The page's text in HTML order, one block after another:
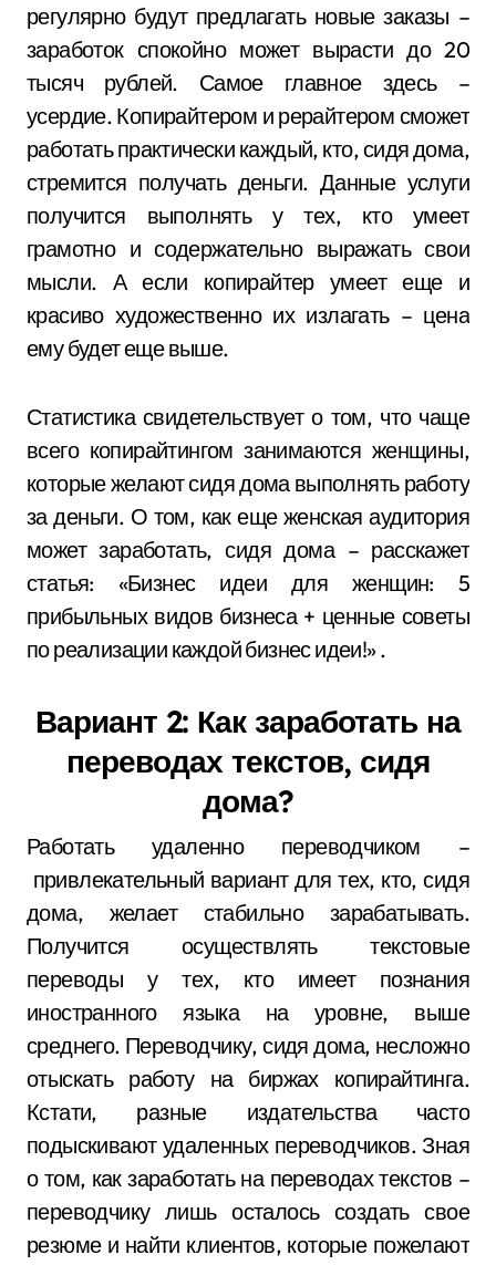
регулярно будут предлагать новые заказы –
заработок спокойно может вырасти до 20
тысяч рублей. Самое главное здесь –
усердие. Копирайтером и рерайтером сможет
работать практически каждый, кто, сидя дома,
стремится получать деньги. Данные услуги
получится выполнять у тех, кто умеет
грамотно и содержательно выражать свои
мысли. А если копирайтер умеет еще и
красиво художественно их излагать – цена
ему будет еще выше.
Статистика свидетельствует о том, что чаще
всего копирайтингом занимаются женщины,
которые желают сидя дома выполнять работу
за деньги. О том, как еще женская аудитория
может заработать, сидя дома – расскажет
статья: «Бизнес идеи для женщин: 5
прибыльных видов бизнеса + ценные советы
по реализации каждой бизнес идеи!» .
Вариант 2: Как заработать на
переводах текстов, сидя
дома?
Работать удаленно переводчиком –
привлекательный вариант для тех, кто, сидя
дома, желает стабильно зарабатывать.
Получится осуществлять текстовые
переводы у тех, кто имеет познания
иностранного языка на уровне, выше
среднего. Переводчику, сидя дома, несложно
отыскать работу на биржах копирайтинга.
Кстати, разные издательства часто
подыскивают удаленных переводчиков. Зная
о том, как заработать на переводах текстов –
переводчику лишь осталось создать свое
резюме и найти клиентов, которые пожелают